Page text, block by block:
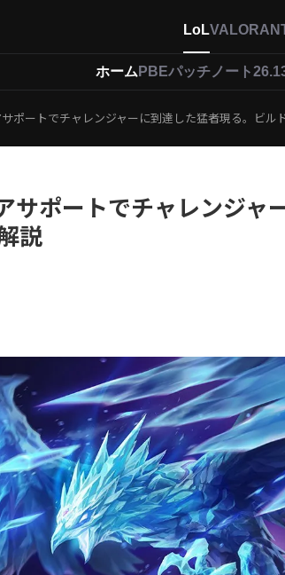
LoL
ホーム PBEパッチノート
サポートでチャレンジャーに到達した猛者現る。ビル
サポートでチャレンジャ
説